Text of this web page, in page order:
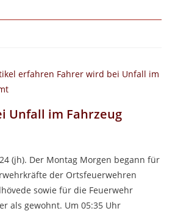
Unfall im Fahrzeug
(jh). Der Montag Morgen begann für
der Ortsfeuerwehren
sowie für die Feuerwehr
als gewohnt. Um 05:35 Uhr